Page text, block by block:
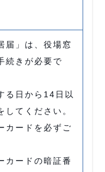
届」は、役場窓
続きが必要で
る日から14日以
してください。
カードを必ずご
カードの暗証番